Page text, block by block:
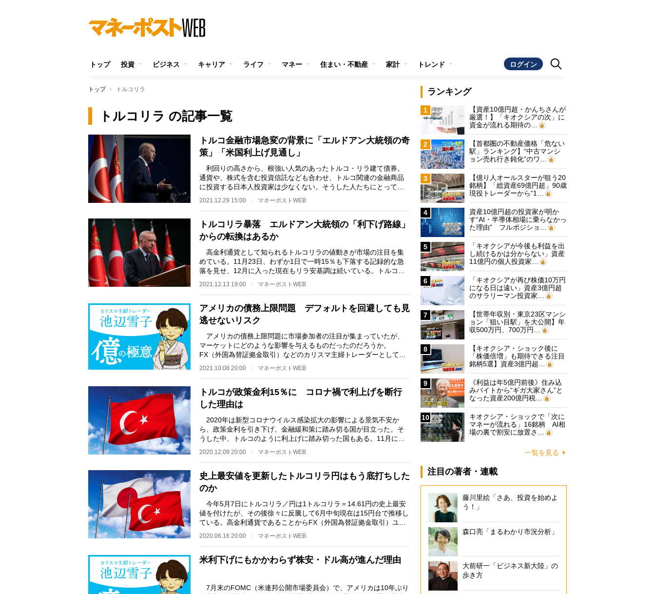
トップ 投資 ビジネス キャリア ライフ マネー 住まい・不動産 家計 トレンド ログイン
トップ トルコリラ
トルコリラ の記事一覧
トルコ金融市場急変の背景に「エルドアン大統領の奇
策」「米国利上げ見通し」
利回りの高さから、根強い人気のあったトルコ・リラ建て債券。
通貨や、株式を含む投資信託なども合わせ、トルコ関連の金融商品
に投資する日本人投資家は少なくない。そうした人たちにとっては
2021.12.29 15:00 マネーポストWEB
トルコリラ暴落 エルドアン大統領の「利下げ路線」
からの転換はあるか
高金利通貨として知られるトルコリラの値動きが市場の注目を集
めている。11月23日、わずか1日で一時15％も下落する記録的な急
落を見せ、12月に入った現在もリラ安基調は続いている。トルコ国
2021.12.13 19:00 マネーポストWEB
アメリカの債務上限問題 デフォルトを回避しても見
逃せないリスク
アメリカの債務上限問題に市場参加者の注目が集まっていたが、
マーケットにどのような影響を与えるものだったのだろうか。
FX（外国為替証拠金取引）などのカリスマ主婦トレーダーとして知
られる池辺雪子さんがト…
2021.10.08 20:00 マネーポストWEB
トルコが政策金利15％に コロナ禍で利上げを断行
した理由は
2020年は新型コロナウイルス感染拡大の影響による景気不安か
ら、政策金利を引き下げ、金融緩和策に踏み切る国が目立った。そ
うした中、トルコのように利上げに踏み切った国もある。11月には
2020.12.09 20:00 マネーポストWEB
史上最安値を更新したトルコリラ円はもう底打ちした
のか
今年5月7日にトルコリラ／円は1トルコリラ＝14.61円の史上最安
値を付けたが、その後徐々に反騰して6月中旬現在は15円台で推移し
ている。高金利通貨であることからFX（外国為替証拠金取引）ユー
2020.06.16 20:00 マネーポストWEB
米利下げにもかかわらず株安・ドル高が進んだ理由
7月末のFOMC（米連邦公開市場委員会）で、アメリカは10年ぶり
ランキング
1
【資産10億円超・かんちさんが
厳選！】「キオクシアの次」に
資金が流れる期待の…
2
【首都圏の不動産価格「危ない
駅」ランキング】“中古マンシ
ョン売れ行き鈍化”のワ…
3
【億り人オールスターが狙う20
銘柄】「総資産69億円超」90歳
現役トレーダーから“1…
4
資産10億円超の投資家が明か
す“AI・半導体相場に乗らなかっ
た理由” フルポジショ…
5
「キオクシアが今後も利益を出
し続けるかは分からない」資産
11億円の個人投資家…
6
「キオクシアが再び株価10万円
になる日は遠い」資産3億円超
のサラリーマン投資家…
7
【世帯年収別・東京23区マンシ
ョン「狙い目駅」を大公開】年
収500万円、700万円…
8
【キオクシア・ショック後に
「株価倍増」も期待できる注目
銘柄5選】資産3億円超…
9
《利益は年5億円前後》住み込
みバイトから“ギガ大家さん”と
なった資産200億円税…
10
キオクシア・ショックで「次に
マネーが流れる」16銘柄 AI相
場の裏で割安に放置さ…
一覧を見る
注目の著者・連載
藤川里絵「さあ、投資を始めよ
う！」
森口亮「まるわかり市況分析」
大前研一「ビジネス新大陸」の
歩き方